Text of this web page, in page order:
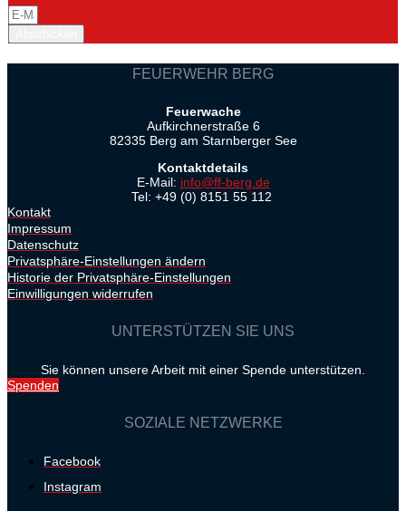
FEUERWEHR BERG
Feuerwache
Aufkirchnerstraße 6
82335 Berg am Starnberger See
Kontaktdetails
E-Mail: info@ff-berg.de
Tel: +49 (0) 8151 55 112
Kontakt
Impressum
Datenschutz
Privatsphäre-Einstellungen ändern
Historie der Privatsphäre-Einstellungen
Einwilligungen widerrufen
UNTERSTÜTZEN SIE UNS
Sie können unsere Arbeit mit einer Spende unterstützen.
Spenden
SOZIALE NETZWERKE
Facebook
Instagram